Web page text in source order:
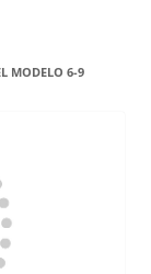
MODELO 6-9